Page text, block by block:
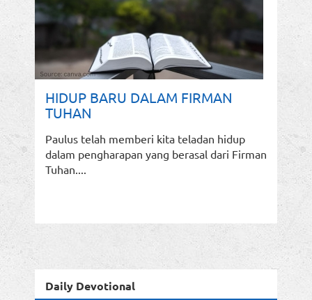
HIDUP BARU DALAM FIRMAN
TUHAN
Paulus telah memberi kita teladan hidup
dalam pengharapan yang berasal dari Firman
Tuhan....
Daily Devotional